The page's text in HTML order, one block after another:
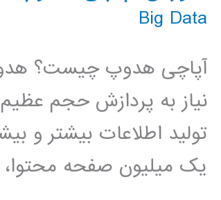
Big Data
آپاچی هدوپ چیست؟
نیاز به پردازش حجم
تولید اطلاعات بیشتر و
یک میلیون صفحه محتوا،